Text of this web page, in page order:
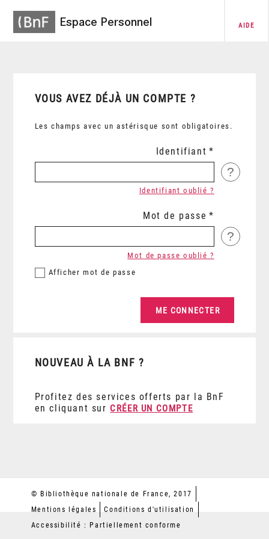
Espace Personnel AIDE
VOUS AVEZ DÉJÀ UN COMPTE ?
Les champs avec un astérisque sont obligatoires.
Identifiant
?
Identifiant oublié ?
Mot de passe
?
Afficher mot de passe
Mot de passe oublié ?
NOUVEAU À LA BNF ?
Profitez des services offerts par la BnF
en cliquant sur CRÉER UN COMPTE
© Bibliothèque nationale de France, 2017
Mentions légales
Conditions d'utilisation
Accessibilité : Partiellement conforme